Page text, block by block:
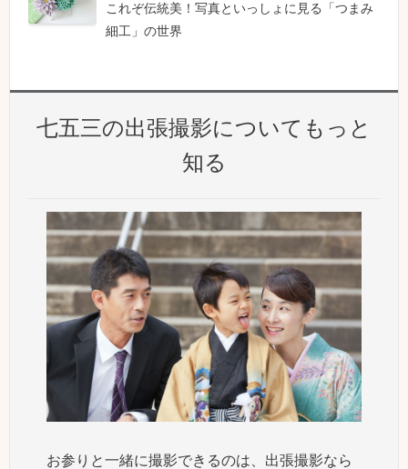
これぞ伝統美！写真といっしょに見る「つまみ
細工」の世界
七五三の出張撮影についてもっと
知る
お参りと一緒に撮影できるのは、出張撮影なら